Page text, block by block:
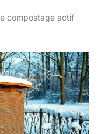
compostage actif